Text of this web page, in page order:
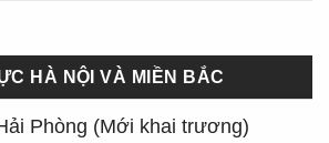
HÀ NỘI VÀ MIỀN BẮC
Phòng (Mới khai trương)